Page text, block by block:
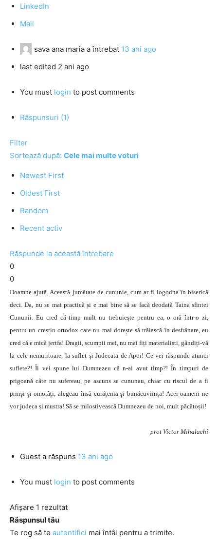
LinkedIn
Mail
sava ana maria a întrebat 13 ani ago
last edited 2 ani ago
You must login to post comments
Răspunsuri (1)
Filter
Sortează după: Cele mai multe voturi
Newest First
Oldest First
Random
Recent activ
Răspunde la această întrebare
0
0
Doamne ajută. Această jumătate de cununie, cum ar fi logodna în biserică
deci. Da, nu se mai practică și e mai bine să se facă deodată Taina sfintei
Cununii. Eu cred că timp mult nu trebuiește pentru ea, o oră într-o zi,
pentru un creștin ortodox care nu mai dorește să trăiască în desfrânare, eu
cred că e mică jertfa! Dragii, scumpii mei, nu mai fiți materialiști, gândiți-vă
la cele nemuritoare, la suflet și Judecata de Apoi! Ce vei răspunde atunci
suflete?! Îi vei spune lui Dumnezeu că n-ai avut timp?! În timpuri de
prigoană câte nu sufereau, pe ascuns se cununau, chiar cu riscul de a fi
prinși și omorâți, alegeau însă curățenia și bunăcuviința! Acei oameni ne
vor judeca și mustra! Să se milostivească Dumnezeu de noi, mult păcătoșii!
prot Victor Mihalachi
Guest a răspuns 13 ani ago
You must login to post comments
Afișare 1 rezultat
Răspunsul tău
Te rog să te autentifici mai întâi pentru a trimite.